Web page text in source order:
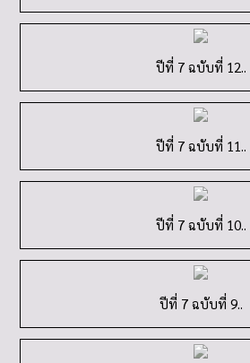
ปีที่ 7 ฉบับที่ 12..
ปีที่ 7 ฉบับที่ 11..
ปีที่ 7 ฉบับที่ 10..
ปีที่ 7 ฉบับที่ 9..